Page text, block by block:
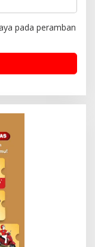
pada peramban